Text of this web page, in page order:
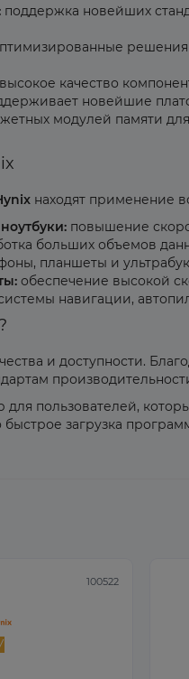
поддержка новейших
высокое качество
новейшие
модулей памяти
находят применение
повышение
больших объемов
планшеты и
обеспечение высокой
навигации,
и доступности.
пользователей,
загрузка
100522